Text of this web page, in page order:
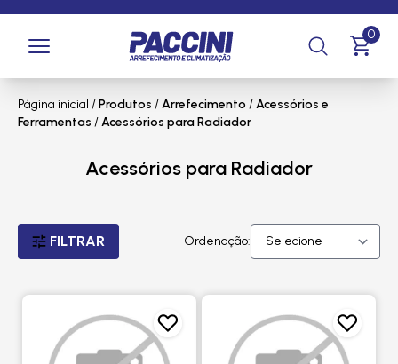
0
Página inicial /Produtos /Arrefecimento/Acessórios e
Ferramentas /Acessórios para Radiador
Acessórios para Radiador
FILTRAR Ordenação: